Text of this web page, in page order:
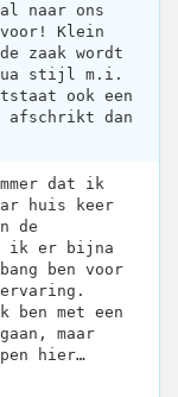
naar ons
Klein
zaak wordt
stijl m.i.
ook een
afschrikt dan
dat ik
huis keer
de
ik er bijna
ben voor
ben met een
maar
hier…